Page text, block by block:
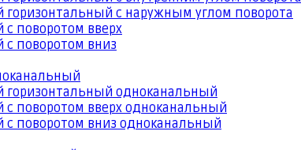
горизонтальный с наружным углом поворота
поворотом вверх
с поворотом вниз
горизонтальный одноканальный
поворотом вверх одноканальный
с поворотом вниз одноканальный